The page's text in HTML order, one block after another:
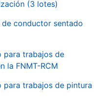
(3 lotes)
de conductor sentado
para trabajos de
la FNMT-RCM
para trabajos de pintura